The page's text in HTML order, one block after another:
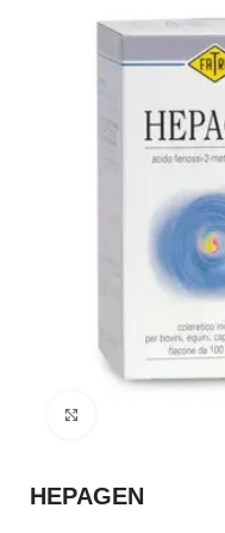
HEPAGEN